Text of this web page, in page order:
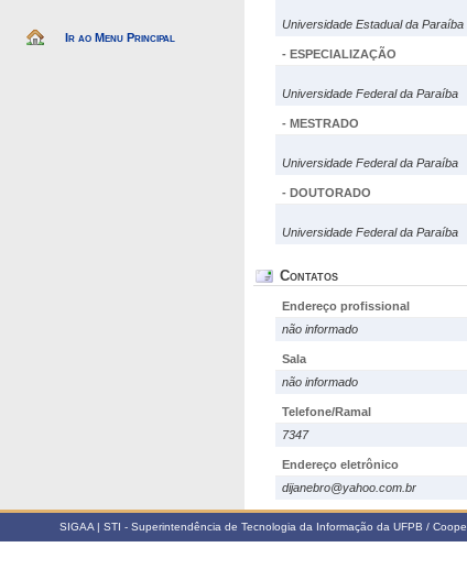
Ir ao Menu Principal
Universidade Estadual da Paraíba
- ESPECIALIZAÇÃO
Universidade Federal da Paraíba
- MESTRADO
Universidade Federal da Paraíba
- DOUTORADO
Universidade Federal da Paraíba
Contatos
Endereço profissional
não informado
Sala
não informado
Telefone/Ramal
7347
Endereço eletrônico
dijanebro@yahoo.com.br
SIGAA | STI - Superintendência de Tecnologia da Informação da UFPB /